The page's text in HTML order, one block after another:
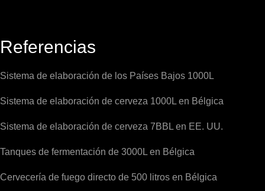
Referencias
Sistema de elaboración de los Países Bajos 1000L
Sistema de elaboración de cerveza 1000L en Bélgica
Sistema de elaboración de cerveza 7BBL en EE. UU.
Tanques de fermentación de 3000L en Bélgica
Cervecería de fuego directo de 500 litros en Bélgica